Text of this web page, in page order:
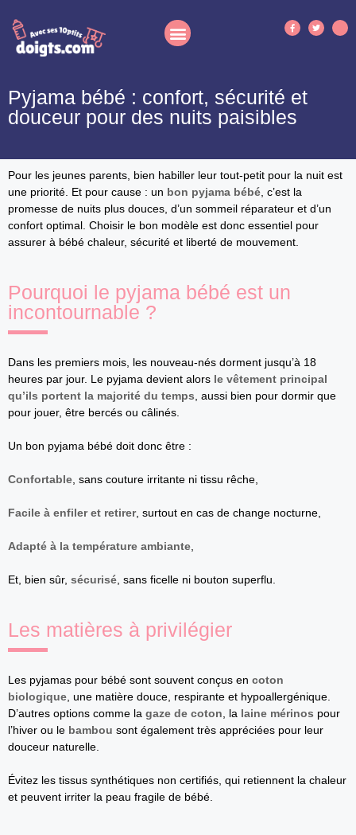
Pyjama bébé : confort, sécurité et
douceur pour des nuits paisibles
Pour les jeunes parents, bien habiller leur tout-petit pour la nuit est
une priorité. Et pour cause : un bon pyjama bébé , c’est la
promesse de nuits plus douces, d’un sommeil réparateur et d’un
confort optimal. Choisir le bon modèle est donc essentiel pour
assurer à bébé chaleur, sécurité et liberté de mouvement.
Pourquoi le pyjama bébé est un
incontournable ?
Dans les premiers mois, les nouveau-nés dorment jusqu’à 18
heures par jour. Le pyjama devient alors le vêtement principal
qu’ils portent la majorité du temps , aussi bien pour dormir que
pour jouer, être bercés ou câlinés.
Un bon pyjama bébé doit donc être :
Confortable , sans couture irritante ni tissu rêche,
Facile à enfiler et retirer, surtout en cas de change nocturne,
Adapté à la température ambiante
Et, bien sûr, sécurisé , sans ficelle ni bouton superflu.
Les matières à privilégier
Les pyjamas pour bébé sont souvent conçus en coton
biologique , une matière douce, respirante et hypoallergénique.
D’autres options comme la gaze de coton , la laine mérinos pour
l’hiver ou le bambou sont également très appréciées pour leur
douceur naturelle.
Évitez les tissus synthétiques non certifiés, qui retiennent la chaleur
et peuvent irriter la peau fragile de bébé.